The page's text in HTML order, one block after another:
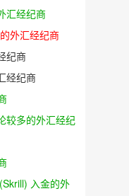
汇经纪商
外汇经纪商
纪商
经纪商
较多的外汇经纪
入金的外